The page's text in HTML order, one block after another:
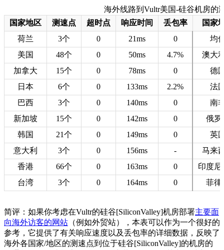
海外线路到Vultr美国-硅谷机房的
国家地区
测速点 超时点 响应时间 丢包率
国家
荷兰
3个 0 21ms 0
均
美国
48个 0 50ms 4.7%
澳大
加拿大
15个 0 78ms 0
德
日本
6个 0 133ms 2.2%
法
巴西
3个 0 140ms 0
南
新加坡
15个 0 142ms 0
俄罗
韩国
21个 0 149ms 0
英
意大利
3个 0 156ms -
马来
香港
66个 0 163ms 0
印度尼
台湾
3个 0 164ms 0 菲律
简评：如果你考虑在Vultr的硅谷[SiliconValley]机房部署主要面
向海外访客的网站 （例如外贸站），本表可以作为一个很好的
参考，它提供了有关响应速度以及丢包率的详细数据，反映了
海外各国家/地区的测速点到位于硅谷[SiliconValley]的机房的